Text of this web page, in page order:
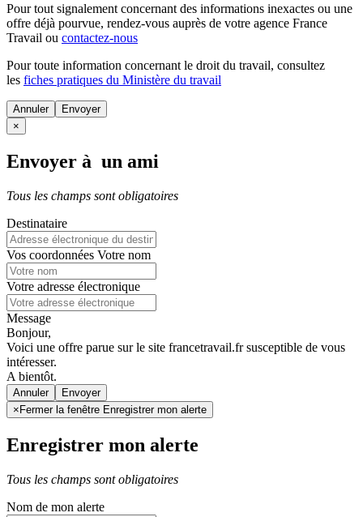
Pour tout signalement concernant des informations inexactes ou une
offre déjà pourvue, rendez-vous auprès de votre agence France
Travail ou contactez-nous
Pour toute information concernant le droit du travail, consultez
les fiches pratiques du Ministère du travail
Annuler
×
Envoyer à un ami
Tous les champs sont obligatoires
Destinataire
Vos coordonnées Votre nom
Votre adresse électronique
Message
Bonjour,
Voici une offre parue sur le site francetravail.fr susceptible de vous
intéresser.
A bientôt.
Annuler
× Fermer la fenêtre Enregistrer mon alerte
Enregistrer mon alerte
Tous les champs sont obligatoires
Nom de mon alerte